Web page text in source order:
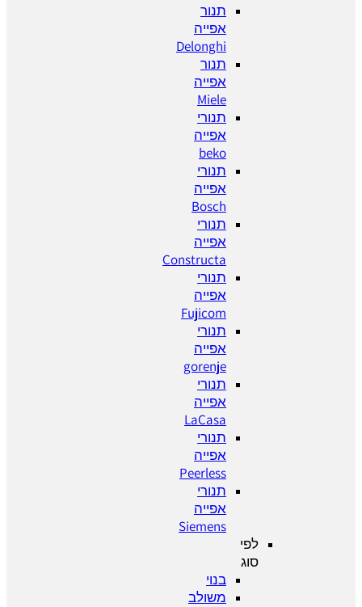
תנור
אפייה
Delonghi
תנור
אפייה
תנורי
אפייה
תנורי
אפייה
Bosch
תנורי
אפייה
Constructa
תנורי
אפייה
Fujicom
תנורי
אפייה
gorenje
תנורי
אפייה
LaCasa
תנורי
אפייה
Peerless
תנורי
אפייה
Siemens
לפי
בנוי
משולב